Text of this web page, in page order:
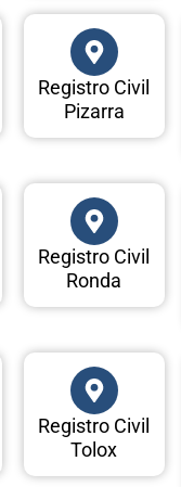
Registro Civil
Pizarra
Registro Civil
Ronda
Registro Civil
Tolox